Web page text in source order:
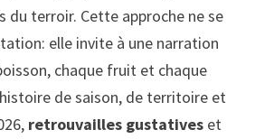
du terroir. Cette approche ne se
elle invite à une narration
chaque fruit et chaque
de saison, de territoire et
retrouvailles gustativeset